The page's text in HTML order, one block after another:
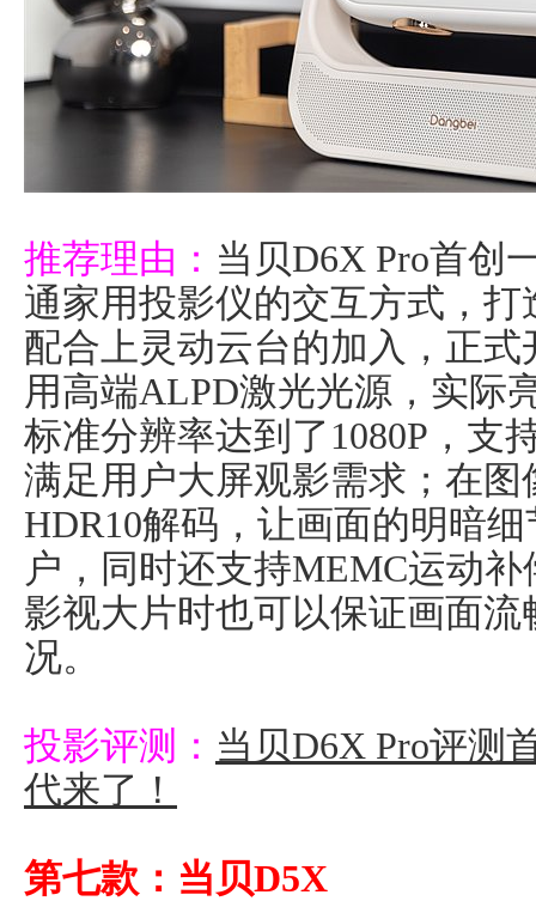
推荐理由： 当贝D6X Pro首创
通家用投影仪的交互方式，
配合上灵动云台的加入，正
用高端ALPD激光光源，实际
标准分辨率达到了1080P，支
满足用户大屏观影需求；在
HDR10解码，让画面的明暗
户，同时还支持MEMC运动
影视大片时也可以保证画面
况。
投影评测： 当贝D6X Pro评测
代来了！
第七款：当贝D5X